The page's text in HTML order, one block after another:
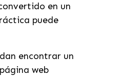
en un
puede
encontrar un
web